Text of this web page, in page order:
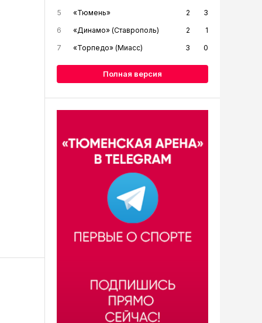
5
«Тюмень» 2
3
6
«Динамо» (Ставрополь) 2
1
7
«Торпедо» (Миасс) 3 0
Полная версия